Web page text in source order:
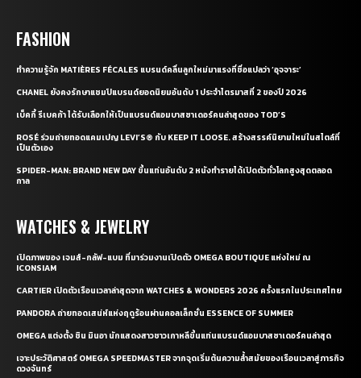
FASHION
ทำความรู้จัก MATIÈRES FÉCALES แบรนด์คลื่นลูกใหม่มาแรงที่ชื่อแปลว่า ‘อุจจาระ’
CHANEL ยังคงรักษาแชมป์แบรนด์ยอดนิยมอันดับ 1 ประจำไตรมาสที่ 2 ของปี 2026
เบ็คกี้ รีเบคก้า ได้รับเลือกให้เป็นแบรนด์แอมบาสซาเดอร์คนล่าสุดของ TOD’S
ROSÉ ร่วมถ่ายทอดแคมเปญ LEVI’S® กับ KEEP IT LOOSE. สร้างสรรค์นิยามใหม่ในสไตล์ที่
เป็นตัวเอง
SPIDER-MAN: BRAND NEW DAY ขึ้นแท่นอันดับ 2 หนังทำรายได้เปิดตัวทั่วโลกสูงสุดตลอด
กาล
WATCHES & JEWELRY
เปิดภาพของ เจมส์-กลัฟ-แบม ที่มาร่วมงานเปิดตัว OMEGA BOUTIQUE แห่งใหม่ ณ
ICONSIAM
CARTIER เปิดตัวเรือนเวลาล่าสุดจาก WATCHES & WONDERS 2026 ครั้งแรกในประเทศไทย
PANDORA ถ่ายทอดเสน่ห์แห่งฤดูร้อนผ่านคอลเล็กชั่น ESSENCE OF SUMMER
OMEGA แต่งตั้ง ชิน มินอา นักแสดงสาวชาวเกาหลีขึ้นแท่นแบรนด์แอมบาสซาเดอร์คนล่าสุด
เจาะประวัติศาสตร์ OMEGA SPEEDMASTER จากจุดเริ่มต้นความล้ำสมัยของเรือนเวลาสู่ภารกิจ
ดวงจันทร์